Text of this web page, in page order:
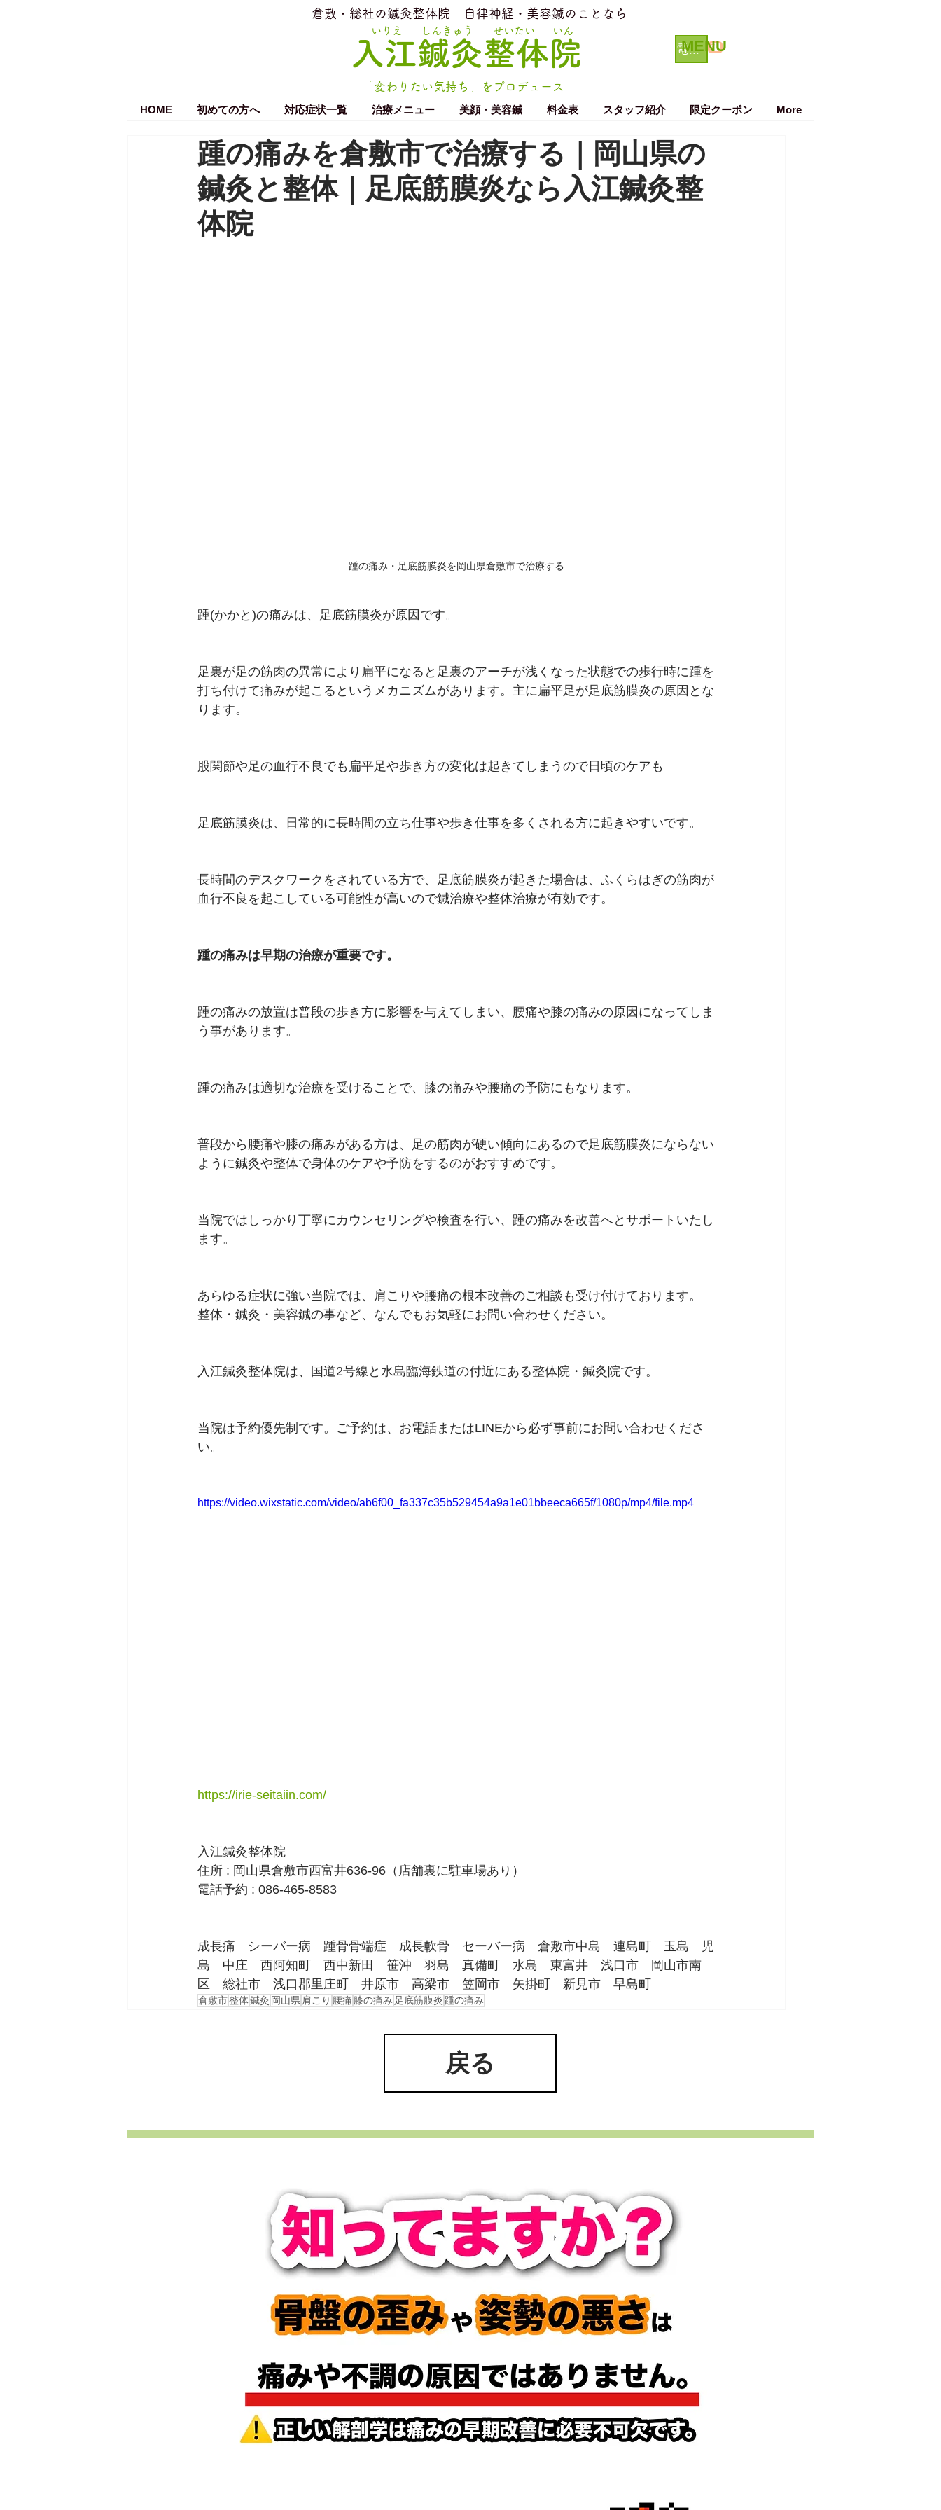
いりえ
​倉敷・総社の鍼灸整体院 ​自律神経・美容鍼のことなら
​入江鍼灸整体院
せいたい
しんきゅう いん
電話で予約する クーポン
MENU
「変わりたい気持ち」をプロデュース
HOME
初めての方へ 対応症状一覧 治療メニュー 美顔・美容鍼 料金表 スタッフ紹介 限定クーポン More
踵の痛みを倉敷市で治療する｜岡山県の
鍼灸と整体｜足底筋膜炎なら入江鍼灸整
体院
踵の痛み・足底筋膜炎を岡山県倉敷市で治療する
踵(かかと)の痛みは、足底筋膜炎が原因です。
足裏が足の筋肉の異常により扁平になると足裏のアーチが浅くなった状態での歩行時に踵を
打ち付けて痛みが起こるというメカニズムがあります。主に扁平足が足底筋膜炎の原因とな
ります。
股関節や足の血行不良でも扁平足や歩き方の変化は起きてしまうので日頃のケアも
足底筋膜炎は、日常的に長時間の立ち仕事や歩き仕事を多くされる方に起きやすいです。
長時間のデスクワークをされている方で、足底筋膜炎が起きた場合は、ふくらはぎの筋肉が
血行不良を起こしている可能性が高いので鍼治療や整体治療が有効です。
踵の痛みは早期の治療が重要です。
踵の痛みの放置は普段の歩き方に影響を与えてしまい、腰痛や膝の痛みの原因になってしま
う事があります。
踵の痛みは適切な治療を受けることで、膝の痛みや腰痛の予防にもなります。
普段から腰痛や膝の痛みがある方は、足の筋肉が硬い傾向にあるので足底筋膜炎にならない
ように鍼灸や整体で身体のケアや予防をするのがおすすめです。
当院ではしっかり丁寧にカウンセリングや検査を行い、踵の痛みを改善へとサポートいたし
ます。
あらゆる症状に強い当院では、肩こりや腰痛の根本改善のご相談も受け付けております。
整体・鍼灸・美容鍼の事など、なんでもお気軽にお問い合わせください。
入江鍼灸整体院は、国道2号線と水島臨海鉄道の付近にある整体院・鍼灸院です。
当院は予約優先制です。ご予約は、お電話またはLINEから必ず事前にお問い合わせくださ
い。
https://video.wixstatic.com/video/ab6f00_fa337c35b529454a9a1e01bbeeca665f/1080p/mp4/file.mp4
https://irie-seitaiin.com/
入江鍼灸整体院
住所 : 岡山県倉敷市西富井636-96（店舗裏に駐車場あり）
電話予約 : 086-465-8583
成長痛　シーバー病　踵骨骨端症　成長軟骨　セーバー病　倉敷市中島　連島町　玉島　児
島　中庄　西阿知町　西中新田　笹沖　羽島　真備町　水島　東富井　浅口市　岡山市南
区　総社市　浅口郡里庄町　井原市　高梁市　笠岡市　矢掛町　新見市　早島町
倉敷市整体鍼灸 岡山県肩こり 腰痛 膝の痛み 足底筋膜炎 踵の痛み
戻る